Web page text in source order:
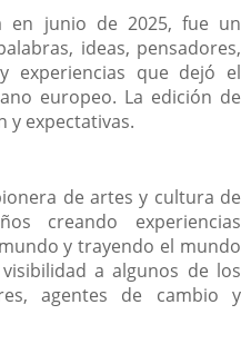
en junio de 2025, fue un
ideas, pensadores,
experiencias que dejó el
europeo. La edición de
y expectativas.
de artes y cultura de
creando experiencias
y trayendo el mundo
a algunos de los
agentes de cambio y